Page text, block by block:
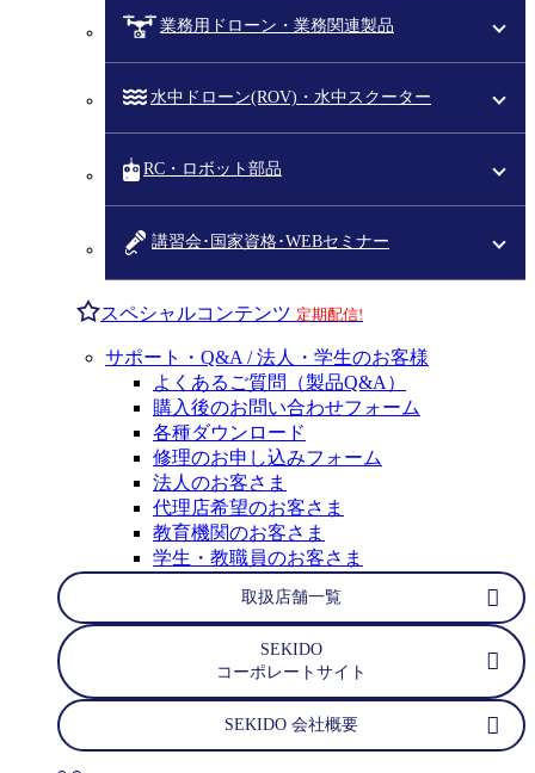
業務用ドローン・業務関連製品
水中ドローン(ROV)・水中スクーター
RC・ロボット部品
講習会･国家資格･WEBセミナー
スペシャルコンテンツ 定期配信!
サポート・Q&A / 法人・学生のお客様
よくあるご質問（製品Q&A）
購入後のお問い合わせフォーム
各種ダウンロード
修理のお申し込みフォーム
法人のお客さま
代理店希望のお客さま
教育機関のお客さま
学生・教職員のお客さま
取扱店舗一覧
SEKIDO
コーポレートサイト
SEKIDO 会社概要